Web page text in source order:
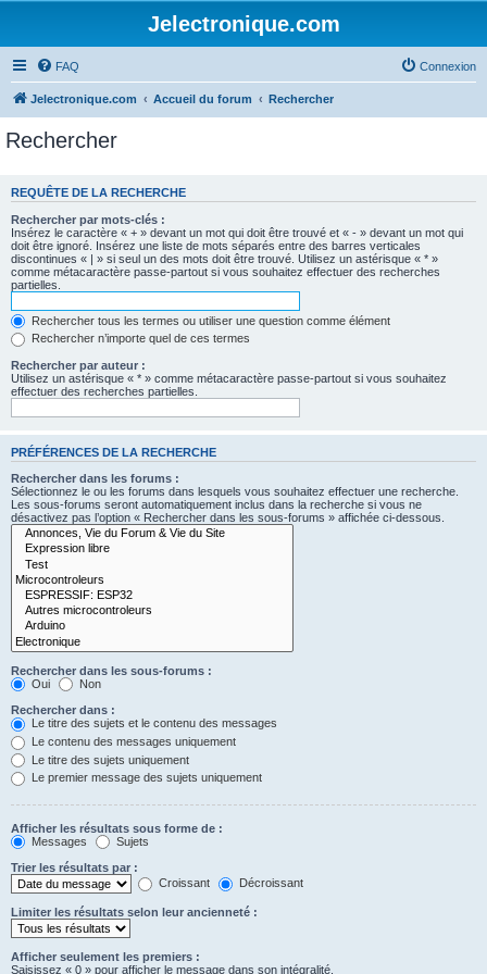
Jelectronique.com
FAQ Connexion
Jelectronique.com Accueil du forum Rechercher
Rechercher
REQUÊTE DE LA RECHERCHE
Rechercher par mots-clés :
Insérez le caractère « + » devant un mot qui doit être trouvé et « - » devant un mot qui
doit être ignoré. Insérez une liste de mots séparés entre des barres verticales
discontinues « | » si seul un des mots doit être trouvé. Utilisez un astérisque « * »
comme métacaractère passe-partout si vous souhaitez effectuer des recherches
partielles.
Rechercher tous les termes ou utiliser une question comme élément
Rechercher n’importe quel de ces termes
Rechercher par auteur :
Utilisez un astérisque « * » comme métacaractère passe-partout si vous souhaitez
effectuer des recherches partielles.
PRÉFÉRENCES DE LA RECHERCHE
Rechercher dans les forums :
Sélectionnez le ou les forums dans lesquels vous souhaitez effectuer une recherche.
Les sous-forums seront automatiquement inclus dans la recherche si vous ne
désactivez pas l’option « Rechercher dans les sous-forums » affichée ci-dessous.
Rechercher dans les sous-forums :
Oui
Non
Rechercher dans :
Le titre des sujets et le contenu des messages
Le contenu des messages uniquement
Le titre des sujets uniquement
Le premier message des sujets uniquement
Afficher les résultats sous forme de :
Messages
Sujets
Trier les résultats par :
Croissant
Décroissant
Limiter les résultats selon leur ancienneté :
Afficher seulement les premiers :
Saisissez « 0 » pour afficher le message dans son intégralité.